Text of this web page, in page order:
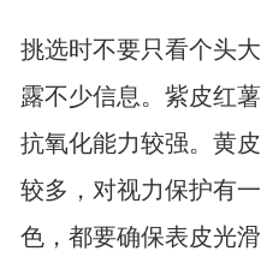
挑选时不要只看个头
露不少信息。紫皮红
抗氧化能力较强。黄
较多，对视力保护有
色，都要确保表皮光